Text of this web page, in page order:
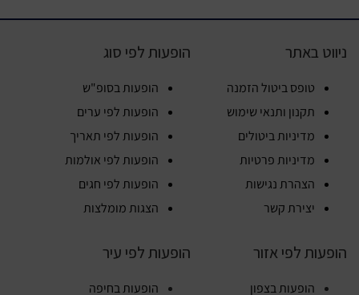
ניווט באתר
טופס ביטול הזמנה
תקנון ותנאי שימוש
מדיניות ביטולים
מדיניות פרטיות
הצהרת נגישות
יצירת קשר
הופעות לפי סוג
הופעות בסופ"ש
הופעות לפי ערים
הופעות לפי תאריך
הופעות לפי אולמות
הופעות לפי חגים
הצגות מומלצות
הופעות לפי אזור
הופעות בצפון
הופעות לפי עיר
הופעות בחיפה